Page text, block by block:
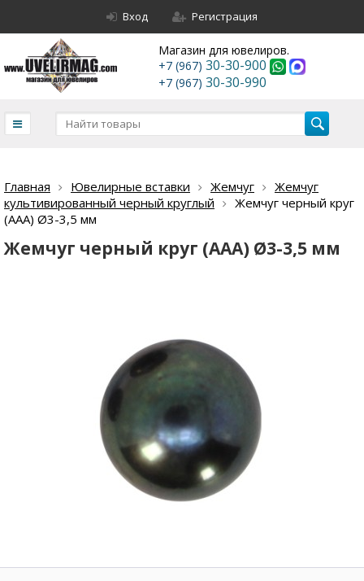
Вход Регистрация
Магазин для ювелиров.
+7 (967) 30-30-900
+7 (967) 30-30-990
Главная Ювелирные вставки Жемчуг
Жемчуг
культивированный черный круглый
Жемчуг черный круг
(ААА) Ø3-3,5 мм
Жемчуг черный круг (ААА) Ø3-3,5 мм